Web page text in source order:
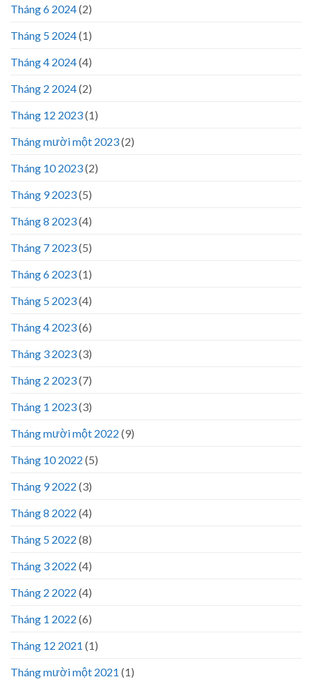
Tháng 6 2024(2)
Tháng 5 2024(1)
Tháng 4 2024(4)
Tháng 2 2024(2)
Tháng 12 2023(1)
Tháng mười một 2023(2)
Tháng 10 2023(2)
Tháng 9 2023(5)
Tháng 8 2023(4)
Tháng 7 2023(5)
Tháng 6 2023(1)
Tháng 5 2023(4)
Tháng 4 2023(6)
Tháng 3 2023(3)
Tháng 2 2023(7)
Tháng 1 2023(3)
Tháng mười một 2022 (9)
Tháng 10 2022 (5)
Tháng 9 2022 (3)
Tháng 8 2022 (4)
Tháng 5 2022 (8)
Tháng 3 2022 (4)
Tháng 2 2022 (4)
Tháng 1 2022 (6)
Tháng 12 2021 (1)
Tháng mười một 2021 (1)